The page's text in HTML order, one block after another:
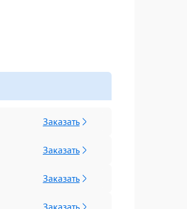
Заказать
Заказать
Заказать
Заказать